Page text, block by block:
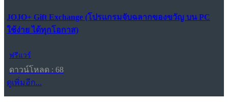
JOJO+ Gift Exchange (โปรแกรมจับฉลากของขวัญ บน PC
ใช้ง่าย ได้ทุกโอกาส)
ฟรีแวร์
ดาวน์โหลด : 68
ดูเพิ่มอีก...